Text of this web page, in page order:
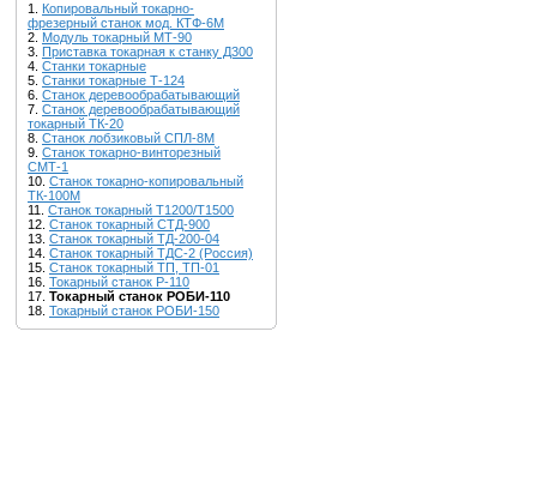
1. Копировальный токарно-
фрезерный станок мод. КТФ-6М
2. Модуль токарный МТ-90
3. Приставка токарная к станку Д300
4. Станки токарные
5. Станки токарные Т-124
6. Станок деревообрабатывающий
7. Станок деревообрабатывающий
токарный ТК-20
8. Станок лобзиковый СПЛ-8М
9. Станок токарно-винторезный
СМТ-1
10. Станок токарно-копировальный
ТК-100М
11. Станок токарный T1200/T1500
12. Станок токарный СТД-900
13. Станок токарный ТД-200-04
14. Станок токарный ТДС-2 (Россия)
15. Станок токарный ТП, ТП-01
16. Токарный станок Р-110
17. Токарный станок РОБИ-110
18. Токарный станок РОБИ-150